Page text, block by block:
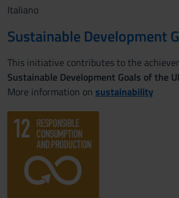
Italiano
Sustainable Development
This initiative contributes to the
Sustainable Development Goals of the
More information on sustainability